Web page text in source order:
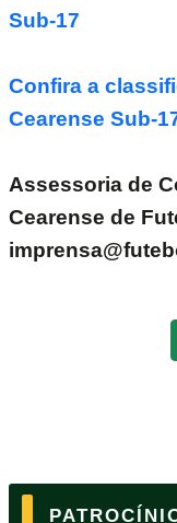
Sub-17
Confira a
Cearense Sub-
Assessoria de
Cearense de